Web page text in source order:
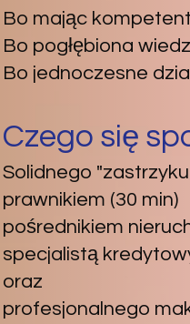
Bo mając
Bo pogłębiona
Bo jednoczesne
Czego się
Solidnego
prawnikiem (30 min)
pośrednikiem
specjalistą
oraz
​profesjonalnego